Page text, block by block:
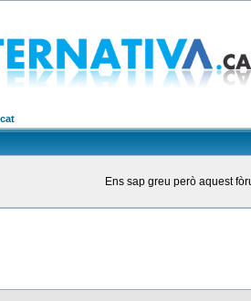
Ens sap greu però aquest